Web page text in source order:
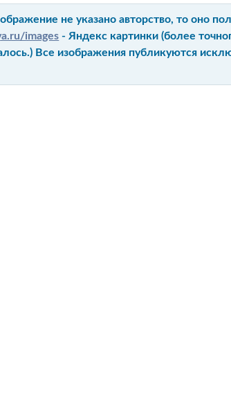
не указано авторство, то оно
images - Яндекс картинки (более
Все изображения публикуются